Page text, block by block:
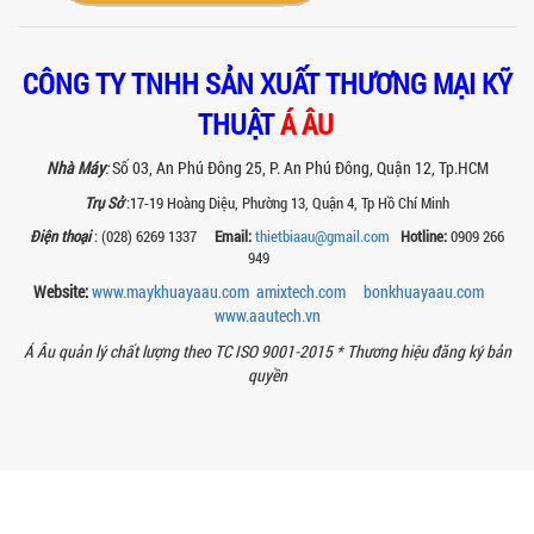
bảo an toàn khi vận hành và nâng cao
chất...
BỒN KHUẤY SÀN THAO TÁC – GIẢI PHÁP
TOÀN DIỆN CHO SẢN XUẤT THỰC PHẨM,
MỸ PHẨM VÀ HÓA CHẤT
Khám phá thiết kế bồn khuấy sàn thao
xuất thực phẩm, mỹ phẩm, hóa chất....
VÌ SAO CÁC XƯỞNG SƠN NÊN CHỌN MÁY
CHIẾT RÓT SƠN 1 VÒI CỦA Á ÂU?
Khám phá lý do vì sao máy chiết rót sơn
1 vòi của Á Âu là lựa chọn hàng đầu
cho các xưởng sơn: chính xác, tiết...
BÊN TRONG NHÀ MÁY Á ÂU: HÀNH TRÌNH
TẠO NÊN NHỮNG CHIẾC BỒN KHUẤY INOX
CÔNG TY TNHH SẢN XUẤT THƯƠNG MẠI KỸ
THUẬTÁ ÂU
Nhà Máy:Số 03, An Phú Đông 25, P. An Phú Đông, Quận 12, Tp.HCM
Trụ Sở:17-19 Hoàng Diệu, Phường 13, Quận 4, Tp Hồ Chí Minh
Điện thoại: (028) 6269 1337 Email:thietbiaau@gmail.com Hotline:0909 266
949
Website:www.maykhuayaau.com amixtech.com
bonkhuayaau.com
www.aautech.vn
Á Âu quản lý chất lượng theo TC ISO 9001-2015 * Thương hiệu đăng ký bản
quyền